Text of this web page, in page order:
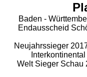
Baden -
Endausscheid
Neujahrssieger
Welt Sieger Schau